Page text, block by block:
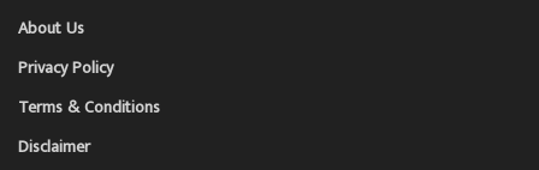
About Us
Privacy Policy
Terms & Conditions
Disclaimer